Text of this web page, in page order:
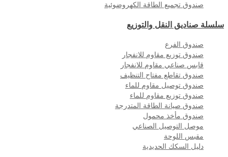
صندوق تجميع الطاقة الكهروضوئية
سلسلة صناديق النقل والتوزيع
صندوق الفرع
صندوق توزيع مقاوم للانفجار
قابس صناعي مقاوم للانفجار
صندوق تقاطع مفتاح التنظيف
صندوق توصيل مقاوم للماء
صندوق توزيع مقاوم للماء
صندوق صيانة الطاقة المتدرجة
صندوق مأخذ محمول
موصل التوصيل الصناعي
مقبس اللوحة
دليل السكك الحديدية